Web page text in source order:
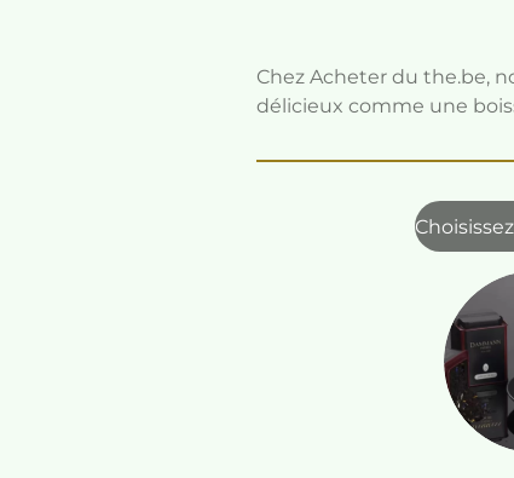
Chez Acheter du the.be,
délicieux comme une